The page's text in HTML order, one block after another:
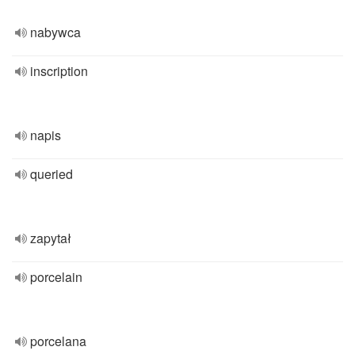
nabywca
inscription
napis
queried
zapytał
porcelain
porcelana